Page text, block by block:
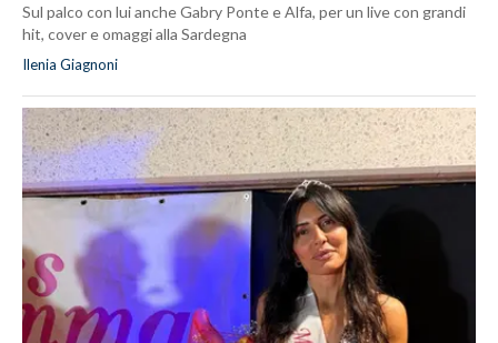
Sul palco con lui anche Gabry Ponte e Alfa, per un live con grandi
hit, cover e omaggi alla Sardegna
Ilenia Giagnoni